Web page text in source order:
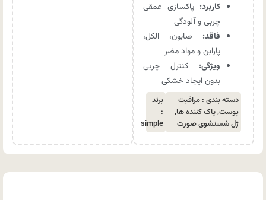
کاربرد: پاکسازی عمقی
چربی و آلودگی
فاقد: صابون، الکل،
پارابن و مواد مضر
ویژگی: کنترل چربی
بدون ایجاد خشکی
دسته بندی : مراقبت
پوست,پاک کننده ها,
ژل شستشوی صورت
برند
:
simple